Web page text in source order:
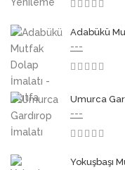
Adabükü
---
Umurca
---
Yokuşbaşı